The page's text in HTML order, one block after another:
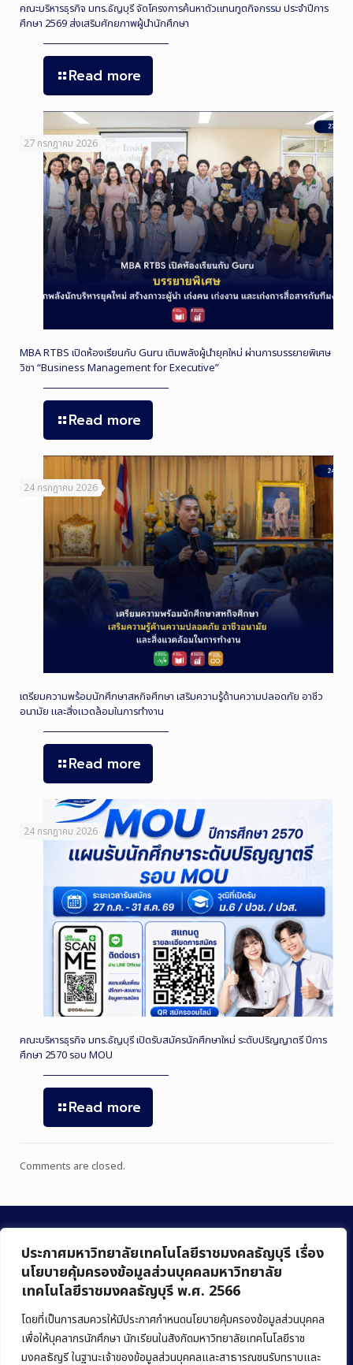
ประกาศมหาวิทยาลัยเทคโนโลยีราชมงคลธัญบุรี เรื่อง
นโยบายคุ้มครองข้อมูลส่วนบุคคลมหาวิทยาลัย
เทคโนโลยีราชมงคลธัญบุรี พ.ศ. 2566
โดยที่เป็นการสมควรให้มีประกาศกำหนดนโยบายคุ้มครองข้อมูลส่วนบุคคล
เพื่อให้บุคลากรนักศึกษา นักเรียนในสังกัดมหาวิทยาลัยเทคโนโลยีราช
มงคลธัญรี ในฐานะเจ้าของข้อมูลส่วนบุคคลและสาธารณชนรับทราบและ
คณะบริหารธุรกิจ มทร.ธัญบุรี จัดโครงการค้นหาตัวแทนทูตกิจกรรม ประจำปีการ
ศึกษา 2569 ส่งเสริมศักยภาพผู้นำนักศึกษา
Read more
27 กรกฎาคม 2026
MBA RTBS เปิดห้องเรียนกับ Guru เติมพลังผู้นำยุคใหม่ ผ่านการบรรยายพิเศษ
วิชา “Business Management for Executive”
Read more
24 กรกฎาคม 2026
เตรียมความพร้อมนักศึกษาสหกิจศึกษา เสริมความรู้ด้านความปลอดภัย อาชีว
อนามัย และสิ่งแวดล้อมในการทำงาน
Read more
24 กรกฎาคม 2026
คณะบริหารธุรกิจ มทร.ธัญบุรี เปิดรับสมัครนักศึกษาใหม่ ระดับปริญญาตรี ปีการ
ศึกษา 2570 รอบ MOU
Read more
Comments are closed.
คณะบริหารธุรกิจ
มหาวิทยาลัยเทคโนโลยีราชมงคลธัญบุรี
39 หมู่ 1 ถนนรังสิต-นครนายก ตำบลคลองหก